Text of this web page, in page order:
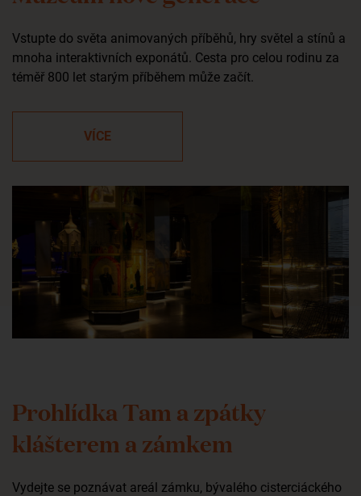
Vstupte do světa animovaných příběhů, hry světel a stínů a
mnoha interaktivních exponátů. Cesta pro celou rodinu za
téměř 800 let starým příběhem může začít.
VÍCE
Prohlídka Tam a zpátky
klášterem a zámkem
Vydejte se poznávat areál zámku, bývalého cisterciáckého